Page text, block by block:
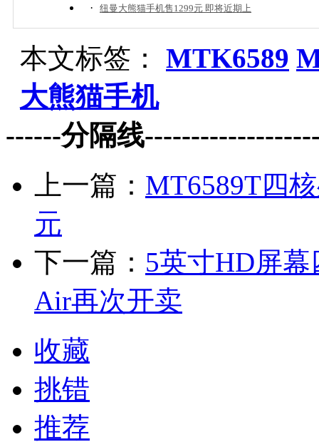
· 纽曼大熊猫手机售1299元 即将近期上
本文标签： MTK6589
大熊猫手机
------分隔线
上一篇： MT6589T四
元
下一篇： 5英寸HD屏
Air再次开卖
收藏
挑错
推荐